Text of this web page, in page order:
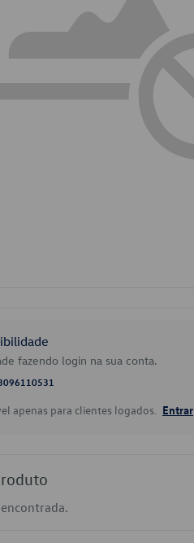
fazendo login na sua conta.
apenas para clientes logados. Entrar